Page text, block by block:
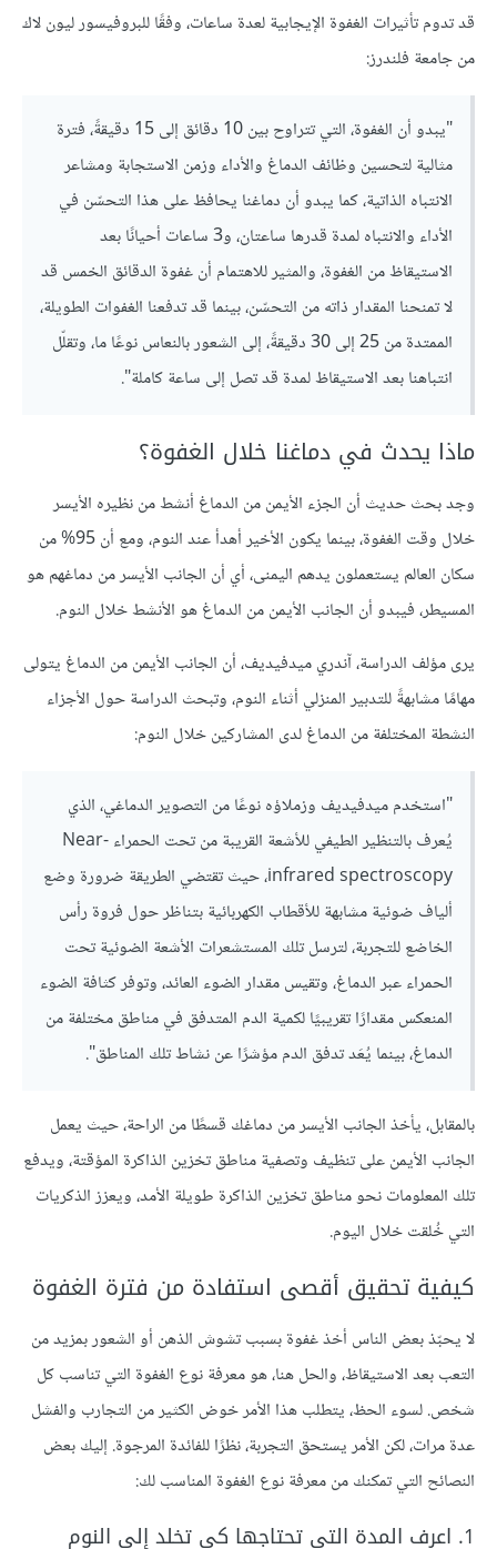
قد تدوم تأثيرات الغفوة الإيجابية لعدة ساعات، وفقًا للبروفيسور ليون لاك
من جامعة فلندرز:
"يبدو أن الغفوة، التي تتراوح بين 10 دقائق إلى 15 دقيقةً، فترة
مثالية لتحسين وظائف الدماغ والأداء وزمن الاستجابة ومشاعر
الانتباه الذاتية، كما يبدو أن دماغنا يحافظ على هذا التحسّن في
الأداء والانتباه لمدة قدرها ساعتان، و3 ساعات أحيانًا بعد
الاستيقاظ من الغفوة، والمثير للاهتمام أن غفوة الدقائق الخمس قد
لا تمنحنا المقدار ذاته من التحسّن، بينما قد تدفعنا الغفوات الطويلة،
الممتدة من 25 إلى 30 دقيقةً، إلى الشعور بالنعاس نوعًا ما، وتقلّل
انتباهنا بعد الاستيقاظ لمدة قد تصل إلى ساعة كاملة".
ماذا يحدث في دماغنا خلال الغفوة؟
وجد بحث حديث أن الجزء الأيمن من الدماغ أنشط من نظيره الأيسر
خلال وقت الغفوة، بينما يكون الأخير أهدأ عند النوم، ومع أن 95% من
سكان العالم يستعملون يدهم اليمنى، أي أن الجانب الأيسر من دماغهم هو
المسيطر، فيبدو أن الجانب الأيمن من الدماغ هو الأنشط خلال النوم.
يرى مؤلف الدراسة، آندري ميدفيديف، أن الجانب الأيمن من الدماغ يتولى
مهامًا مشابهةً للتدبير المنزلي أثناء النوم، وتبحث الدراسة حول الأجزاء
النشطة المختلفة من الدماغ لدى المشاركين خلال النوم:
"استخدم ميدفيديف وزملاؤه نوعًا من التصوير الدماغي، الذي
يُعرف بالتنظير الطيفي للأشعة القريبة من تحت الحمراء Near-
infrared spectroscopy، حيث تقتضي الطريقة ضرورة وضع
ألياف ضوئية مشابهة للأقطاب الكهربائية بتناظر حول فروة رأس
الخاضع للتجربة، لترسل تلك المستشعرات الأشعة الضوئية تحت
الحمراء عبر الدماغ، وتقيس مقدار الضوء العائد، وتوفر كثافة الضوء
المنعكس مقدارًا تقريبيًا لكمية الدم المتدفق في مناطق مختلفة من
الدماغ، بينما يُعَد تدفق الدم مؤشرًا عن نشاط تلك المناطق".
بالمقابل، يأخذ الجانب الأيسر من دماغك قسطًا من الراحة، حيث يعمل
الجانب الأيمن على تنظيف وتصفية مناطق تخزين الذاكرة المؤقتة، ويدفع
تلك المعلومات نحو مناطق تخزين الذاكرة طويلة الأمد، ويعزز الذكريات
التي خُلقت خلال اليوم.
كيفية تحقيق أقصى استفادة من فترة الغفوة
لا يحبّذ بعض الناس أخذ غفوة بسبب تشوش الذهن أو الشعور بمزيد من
التعب بعد الاستيقاظ، والحل هنا، هو معرفة نوع الغفوة التي تناسب كل
شخص. لسوء الحظ، يتطلب هذا الأمر خوض الكثير من التجارب والفشل
عدة مرات، لكن الأمر يستحق التجربة، نظرًا للفائدة المرجوة. إليك بعض
النصائح التي تمكنك من معرفة نوع الغفوة المناسب لك:
1. اعرف المدة التي تحتاجها كي تخلد إلى النوم